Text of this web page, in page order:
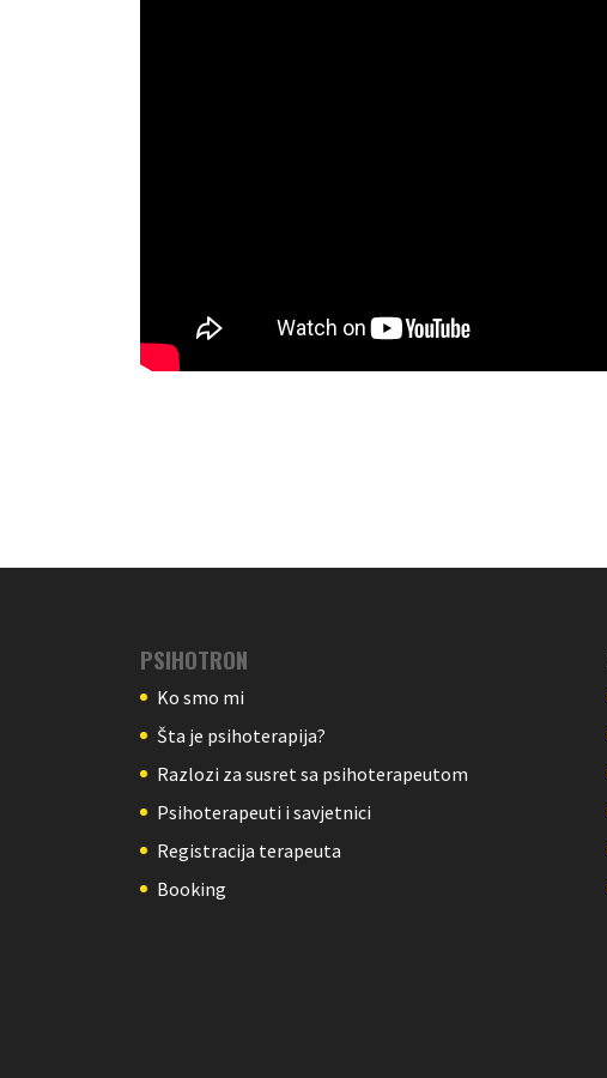
PSIHOTRON
Ko smo mi
Šta je psihoterapija?
Razlozi za susret sa psihoterapeutom
Psihoterapeuti i savjetnici
Registracija terapeuta
Booking